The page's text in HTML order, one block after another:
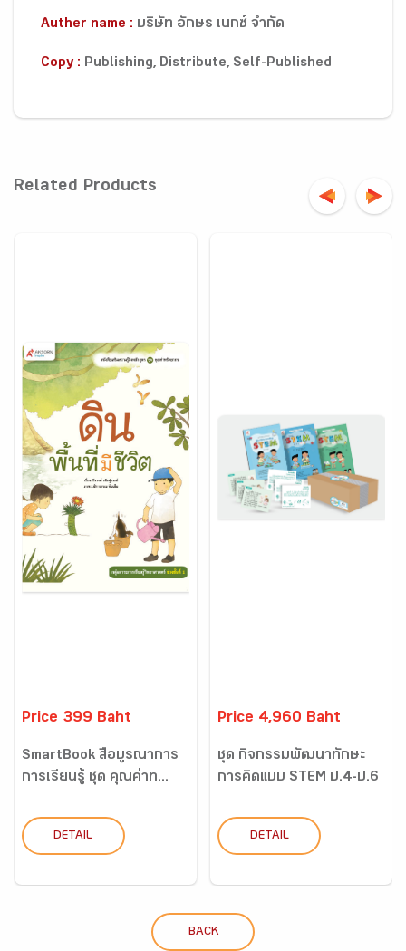
Auther name : บริษัท อักษร เนกซ์ จำกัด
Copy : Publishing, Distribute, Self-Published
Related Products
Price 399 Baht
SmartBook สื่อบูรณาการ
การเรียนรู้ ชุด คุณค่าท...
DETAIL
Price 4,960 Baht
ชุด กิจกรรมพัฒนาทักษะ
การคิดแบบ STEM ป.4-ป.6
DETAIL
BACK